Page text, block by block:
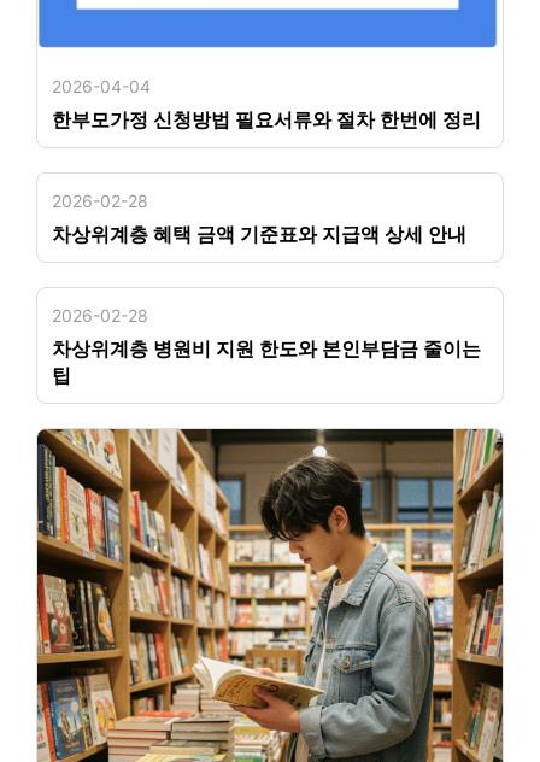
2026-04-04
한부모가정 신청방법 필요서류와 절차 한번에 정리
2026-02-28
차상위계층 혜택 금액 기준표와 지급액 상세 안내
2026-02-28
차상위계층 병원비 지원 한도와 본인부담금 줄이는
팁